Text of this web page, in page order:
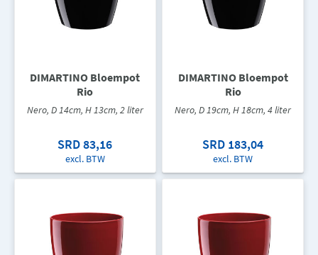
DIMARTINO Bloempot
Rio
Nero, D 14cm, H 13cm, 2 liter
SRD 83,16
excl. BTW
DIMARTINO Bloempot
Rio
Nero, D 19cm, H 18cm, 4 liter
SRD 183,04
excl. BTW